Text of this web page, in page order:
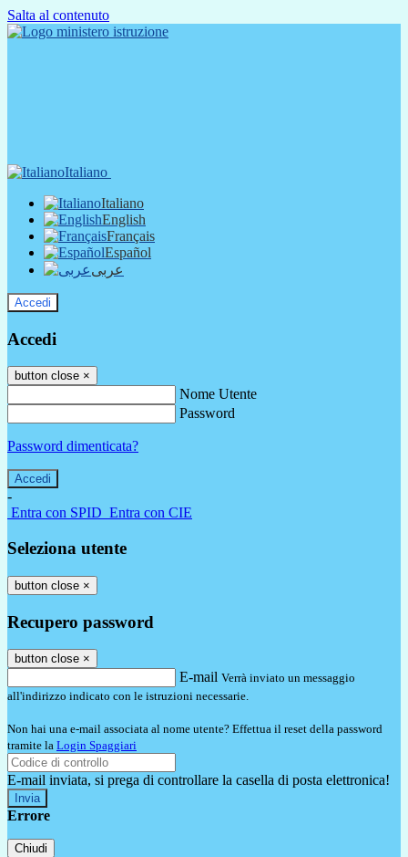
Salta al contenuto
Italiano
Italiano
English
Français
Español
عربى
Accedi
Accedi
button close ×
Nome Utente
Password
Password dimenticata?
-
Entra con SPID Entra con CIE
Seleziona utente
button close ×
Recupero password
button close ×
E-mail Verrà inviato un messaggio
all'indirizzo indicato con le istruzioni necessarie.
Non hai una e-mail associata al nome utente? Effettua il reset della password
tramite la Login Spaggiari
E-mail inviata, si prega di controllare la casella di posta elettronica!
Errore
Chiudi